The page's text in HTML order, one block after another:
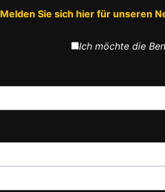
Melden Sie sich hier für unseren
Ich möchte die